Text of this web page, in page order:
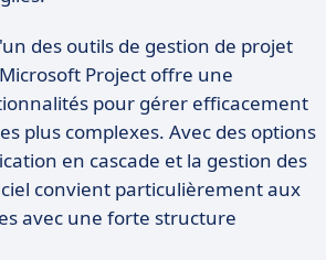
des outils de gestion de projet
Project offre une
pour gérer efficacement
plus complexes. Avec des options
en cascade et la gestion des
convient particulièrement aux
avec une forte structure